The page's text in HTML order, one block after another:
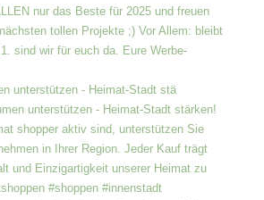
unterstützen - Heimat-Stadt stä